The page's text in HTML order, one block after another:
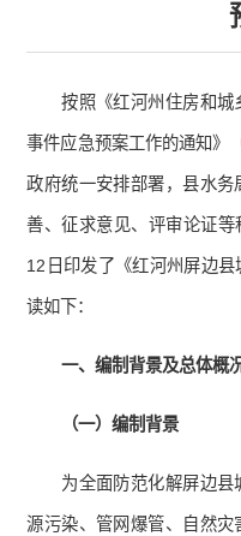
按照《红河州住房和城
事件应急预案工作的通知》
政府统一安排部署，县水
善、征求意见、评审论证
12日印发了《红河州屏边
读如下：
一、编制背景及总体概
（一）编制背景
为全面防范化解屏边
源污染、管网爆管、自然